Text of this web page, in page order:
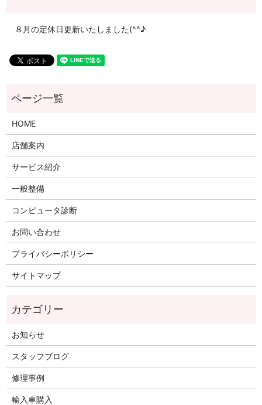
８月の定休日更新いたしました(^^♪
HOME
店舗案内
サービス紹介
一般整備
コンピュータ診断
お問い合わせ
プライバシーポリシー
サイトマップ
お知らせ
スタッフブログ
修理事例
輸入車購入